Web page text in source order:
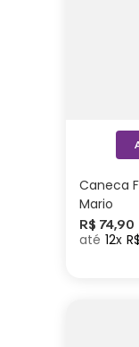
Caneca
Mario
R$ 74,90
12 R$